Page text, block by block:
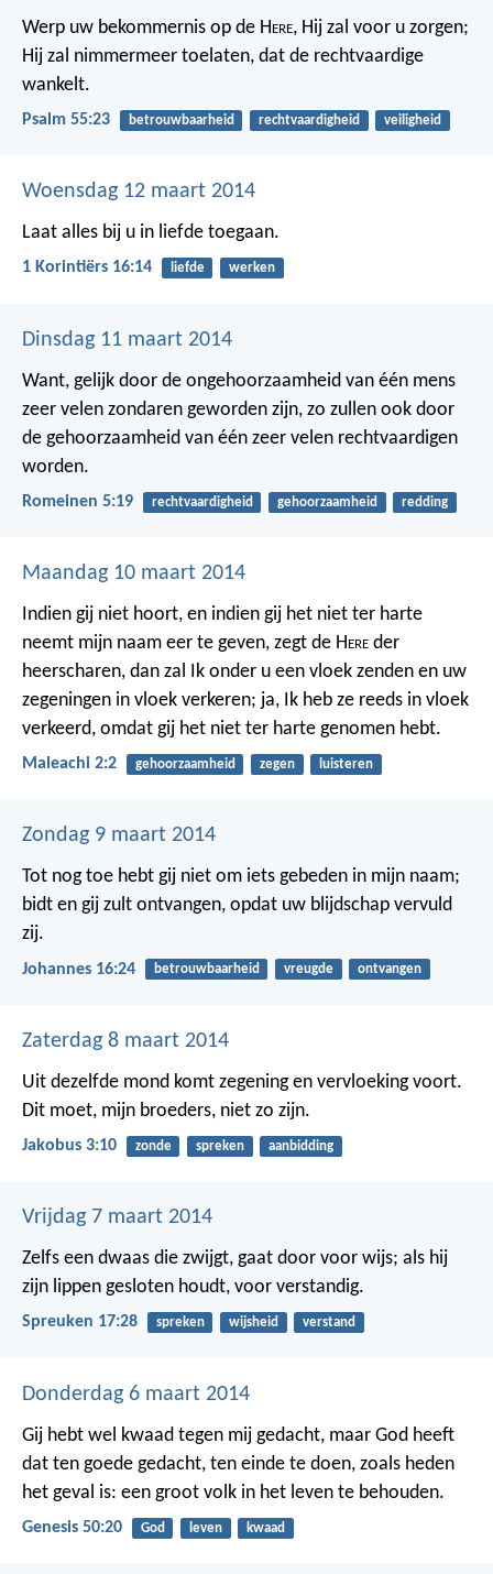
Werp uw bekommernis op de Here, Hij zal voor u zorgen;
Hij zal nimmermeer toelaten, dat de rechtvaardige
wankelt.
Psalm 55:23 betrouwbaarheid rechtvaardigheid veiligheid
Woensdag 12 maart 2014
Laat alles bij u in liefde toegaan.
1 Korintiërs 16:14 liefde werken
Dinsdag 11 maart 2014
Want, gelijk door de ongehoorzaamheid van één mens
zeer velen zondaren geworden zijn, zo zullen ook door
de gehoorzaamheid van één zeer velen rechtvaardigen
worden.
Romeinen 5:19 rechtvaardigheid gehoorzaamheid redding
Maandag 10 maart 2014
Indien gij niet hoort, en indien gij het niet ter harte
neemt mijn naam eer te geven, zegt de Here der
heerscharen, dan zal Ik onder u een vloek zenden en uw
zegeningen in vloek verkeren; ja, Ik heb ze reeds in vloek
verkeerd, omdat gij het niet ter harte genomen hebt.
Maleachi 2:2 gehoorzaamheid zegen luisteren
Zondag 9 maart 2014
Tot nog toe hebt gij niet om iets gebeden in mijn naam;
bidt en gij zult ontvangen, opdat uw blijdschap vervuld
zij.
Johannes 16:24 betrouwbaarheid vreugde ontvangen
Zaterdag 8 maart 2014
Uit dezelfde mond komt zegening en vervloeking voort.
Dit moet, mijn broeders, niet zo zijn.
Jakobus 3:10 zonde spreken aanbidding
Vrijdag 7 maart 2014
Zelfs een dwaas die zwijgt, gaat door voor wijs; als hij
zijn lippen gesloten houdt, voor verstandig.
Spreuken 17:28 spreken wijsheid verstand
Donderdag 6 maart 2014
Gij hebt wel kwaad tegen mij gedacht, maar God heeft
dat ten goede gedacht, ten einde te doen, zoals heden
het geval is: een groot volk in het leven te behouden.
Genesis 50:20 God leven kwaad